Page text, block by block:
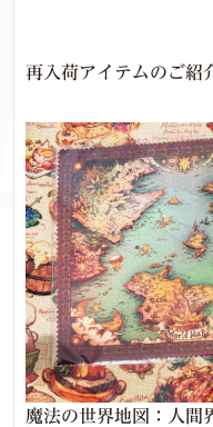
再入荷アイテムのご紹
魔法の世界地図：人間